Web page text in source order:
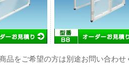
品をご希望の方は別途お問い合わせ